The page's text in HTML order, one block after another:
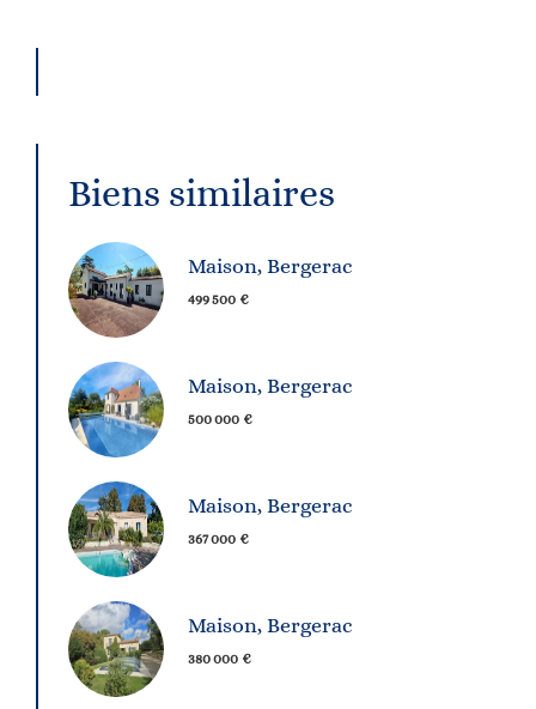
Biens similaires
Maison, Bergerac
499 500 €
Maison, Bergerac
500 000 €
Maison, Bergerac
367 000 €
Maison, Bergerac
380 000 €